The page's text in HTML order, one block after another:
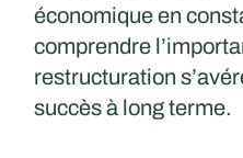
économique en
comprendre
restructuration
succès à long terme.